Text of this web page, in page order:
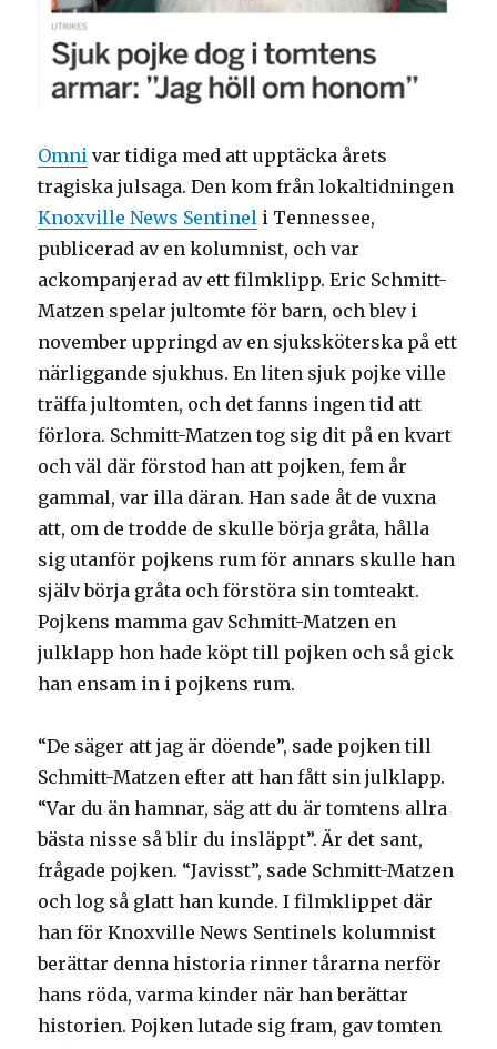
Omni var tidiga med att upptäcka årets
tragiska julsaga. Den kom från lokaltidningen
Knoxville News Sentinel i Tennessee,
publicerad av en kolumnist, och var
ackompanjerad av ett filmklipp. Eric Schmitt-
Matzen spelar jultomte för barn, och blev i
november uppringd av en sjuksköterska på ett
närliggande sjukhus. En liten sjuk pojke ville
träffa jultomten, och det fanns ingen tid att
förlora. Schmitt-Matzen tog sig dit på en kvart
och väl där förstod han att pojken, fem år
gammal, var illa däran. Han sade åt de vuxna
att, om de trodde de skulle börja gråta, hålla
sig utanför pojkens rum för annars skulle han
själv börja gråta och förstöra sin tomteakt.
Pojkens mamma gav Schmitt-Matzen en
julklapp hon hade köpt till pojken och så gick
han ensam in i pojkens rum.
“De säger att jag är döende”, sade pojken till
Schmitt-Matzen efter att han fått sin julklapp.
“Var du än hamnar, säg att du är tomtens allra
bästa nisse så blir du insläppt”. Är det sant,
frågade pojken. “Javisst”, sade Schmitt-Matzen
och log så glatt han kunde. I filmklippet där
han för Knoxville News Sentinels kolumnist
berättar denna historia rinner tårarna nerför
hans röda, varma kinder när han berättar
historien. Pojken lutade sig fram, gav tomten